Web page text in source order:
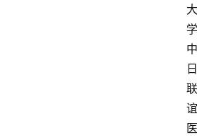
大
学
中
日
联
谊
医